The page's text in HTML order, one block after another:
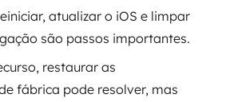
com eficiência
atualizar o iOS e limpar
são passos importantes.
restaurar as
fábrica pode resolver, mas